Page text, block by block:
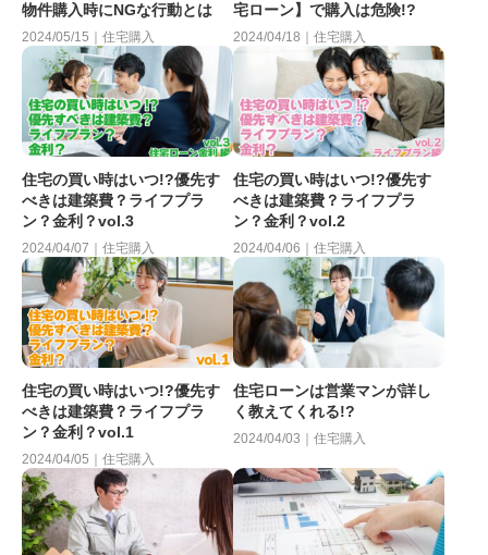
物件購入時にNGな行動とは
2024/05/15｜住宅購入
宅ローン】で購入は危険!?
2024/04/18｜住宅購入
住宅の買い時はいつ!?優先す
べきは建築費？ライフプラ
ン？金利？vol.3
2024/04/07｜住宅購入
住宅の買い時はいつ!?優先す
べきは建築費？ライフプラ
ン？金利？vol.2
2024/04/06｜住宅購入
住宅の買い時はいつ!?優先す
べきは建築費？ライフプラ
ン？金利？vol.1
2024/04/05｜住宅購入
住宅ローンは営業マンが詳し
く教えてくれる!?
2024/04/03｜住宅購入